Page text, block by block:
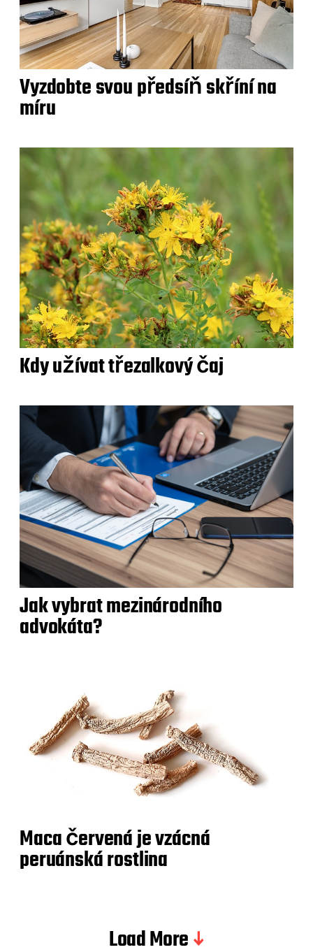
Vyzdobte svou předsíň skříní na
míru
Kdy užívat třezalkový čaj
Jak vybrat mezinárodního
advokáta?
Maca červená je vzácná
peruánská rostlina
Load More